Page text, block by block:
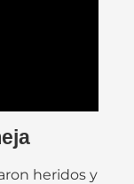
heridos y